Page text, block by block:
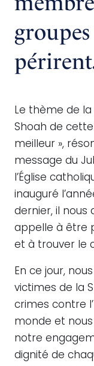
Le thème de
Shoah de cette
meilleur »,
message du
l’Église
inauguré
dernier, il nous
appelle à être
et à trouver le
En ce jour,
victimes de la
crimes contre
monde et
notre
dignité de